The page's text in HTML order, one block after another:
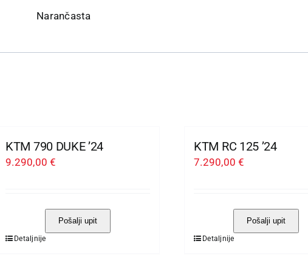
Narančasta
KTM 790 DUKE ’24
9.290,00€
Pošalji upit
OvajDetaljnije
KTM RC 125 ’24
7.290,00€
Pošalji upit
OvajDetaljnije